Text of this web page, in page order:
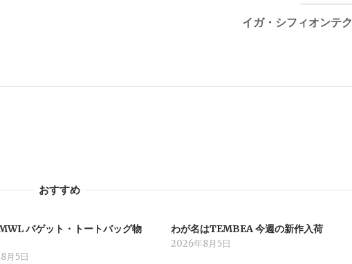
イガ・シフィオンテク
おすすめ
バゲット・トートバッグ物
月5日
わが名はTEMBEA 今週の新作入荷
2026年8月5日